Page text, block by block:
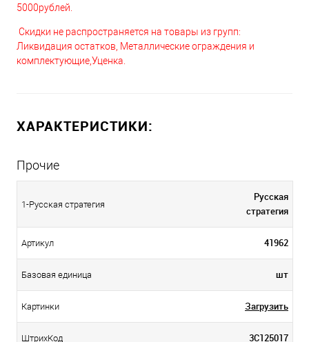
5000рублей.
Скидки не распространяется на товары из групп:
Ликвидация остатков, Металлические ограждения и
комплектующие,Уценка.
ХАРАКТЕРИСТИКИ:
Прочие
1-Русская стратегия
Русская
стратегия
Артикул 41962
Базовая единица шт
Картинки Загрузить
ШтрихКод 3С125017